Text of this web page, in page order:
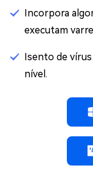
Incorpora
executam
Isento de
nível.